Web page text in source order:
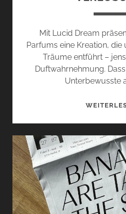
Mit Lucid Dream
Parfums eine Kreation, die
Träume entführt –
Duftwahrnehmung.
Unterbewusste